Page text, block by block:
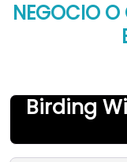
NEGOCIO O
Birding